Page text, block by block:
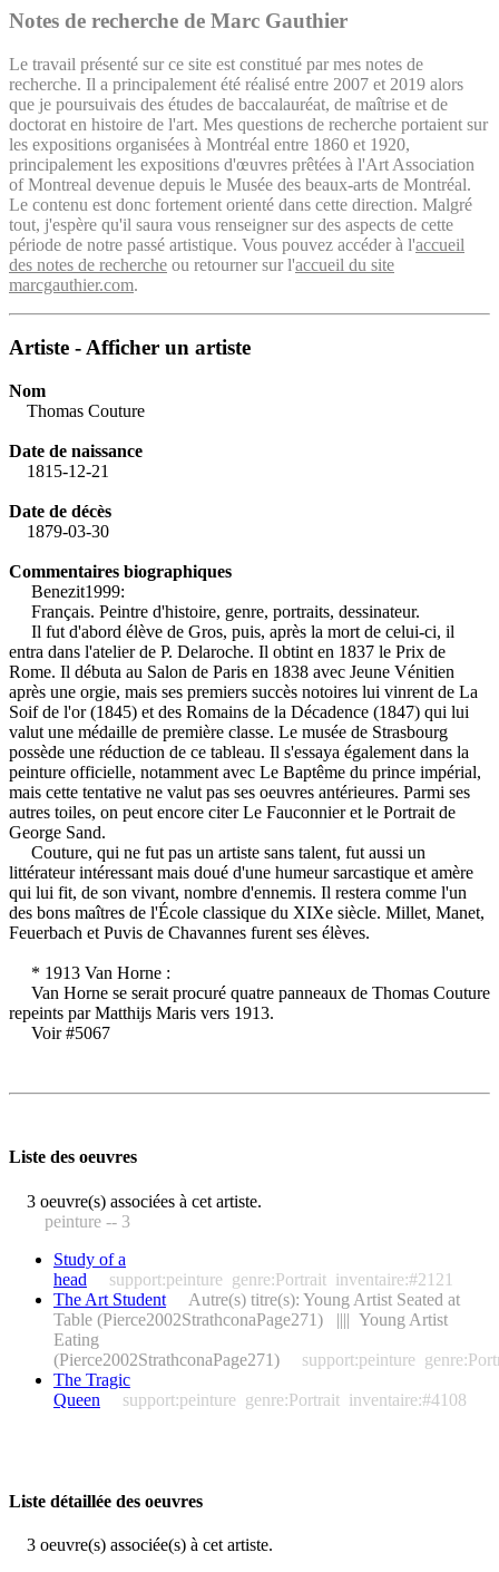
Notes de recherche de Marc Gauthier
Le travail présenté sur ce site est constitué par mes notes de
recherche. Il a principalement été réalisé entre 2007 et 2019 alors
que je poursuivais des études de baccalauréat, de maîtrise et de
doctorat en histoire de l'art. Mes questions de recherche portaient sur
les expositions organisées à Montréal entre 1860 et 1920,
principalement les expositions d'œuvres prêtées à l'Art Association
of Montreal devenue depuis le Musée des beaux-arts de Montréal.
Le contenu est donc fortement orienté dans cette direction. Malgré
tout, j'espère qu'il saura vous renseigner sur des aspects de cette
période de notre passé artistique. Vous pouvez accéder à l'accueil
des notes de recherche ou retourner sur l'accueil du site
marcgauthier.com.
Artiste - Afficher un artiste
Nom
Thomas Couture
Date de naissance
1815-12-21
Date de décès
1879-03-30
Commentaires biographiques
Benezit1999:
Français. Peintre d'histoire, genre, portraits, dessinateur.
Il fut d'abord élève de Gros, puis, après la mort de celui-ci, il
entra dans l'atelier de P. Delaroche. Il obtint en 1837 le Prix de
Rome. Il débuta au Salon de Paris en 1838 avec Jeune Vénitien
après une orgie, mais ses premiers succès notoires lui vinrent de La
Soif de l'or (1845) et des Romains de la Décadence (1847) qui lui
valut une médaille de première classe. Le musée de Strasbourg
possède une réduction de ce tableau. Il s'essaya également dans la
peinture officielle, notamment avec Le Baptême du prince impérial,
mais cette tentative ne valut pas ses oeuvres antérieures. Parmi ses
autres toiles, on peut encore citer Le Fauconnier et le Portrait de
George Sand.
Couture, qui ne fut pas un artiste sans talent, fut aussi un
littérateur intéressant mais doué d'une humeur sarcastique et amère
qui lui fit, de son vivant, nombre d'ennemis. Il restera comme l'un
des bons maîtres de l'École classique du XIXe siècle. Millet, Manet,
Feuerbach et Puvis de Chavannes furent ses élèves.
* 1913 Van Horne :
Van Horne se serait procuré quatre panneaux de Thomas Couture
repeints par Matthijs Maris vers 1913.
Voir #5067
Liste des oeuvres
3 oeuvre(s) associées à cet artiste.
peinture -- 3
Study of a
head
support:peinture genre:Portrait inventaire:#2121
The Art Student
Autre(s) titre(s): Young Artist Seated at
Table (Pierce2002StrathconaPage271) |||| Young Artist
Eating
(Pierce2002StrathconaPage271)
support:peinture
The Tragic
Queen
support:peinture genre:Portrait inventaire:#4108
Liste détaillée des oeuvres
3 oeuvre(s) associée(s) à cet artiste.